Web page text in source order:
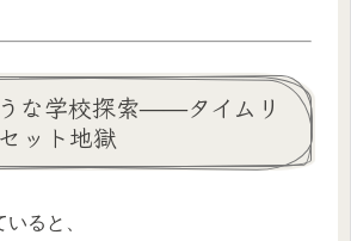
な学校探索——タイムリ
ット地獄
ると、